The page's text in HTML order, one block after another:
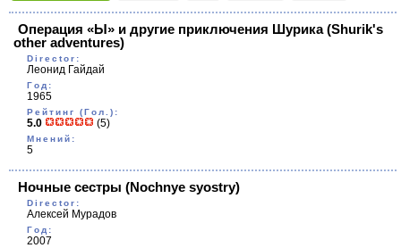
Операция «Ы» и другие приключения Шурика(Shurik's
other adventures)
Director:
Леонид Гайдай
Год:
1965
Рейтинг (Гол.):
5.0 (5)
Мнений:
5
Ночные сестры (Nochnye syostry)
Director:
Алексей Мурадов
Год:
2007